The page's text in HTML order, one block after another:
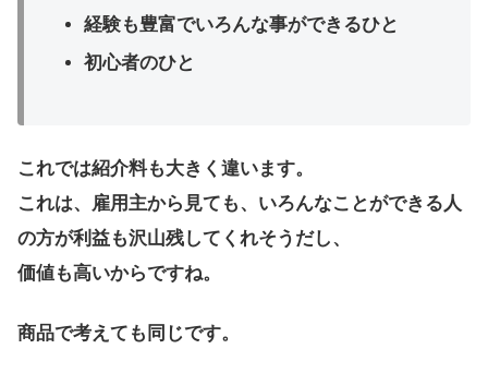
経験も豊富でいろんな事ができるひと
初心者のひと
これでは紹介料も大きく違います。
これは、雇用主から見ても、いろんなことができる人
の方が利益も沢山残してくれそうだし、
価値も高いからですね。
商品で考えても同じです。